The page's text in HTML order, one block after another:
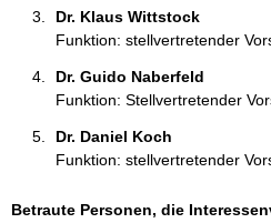
Dr. Klaus Wittstock
Funktion: stellvertretender
Dr. Guido Naberfeld
Funktion: Stellvertretender
Dr. Daniel Koch
Funktion: stellvertretender
Betraute Personen, die